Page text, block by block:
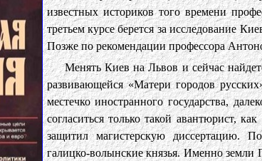
известных историков того времени
третьем курсе берется за исследование
Позже по рекомендации профессора
Менять Киев на Львов и сейчас
развивающейся «Матери городов
местечко иностранного государства,
согласиться только такой авантюрист,
защитил магистерскую диссертацию.
галицко-волынские князья. Именно земли